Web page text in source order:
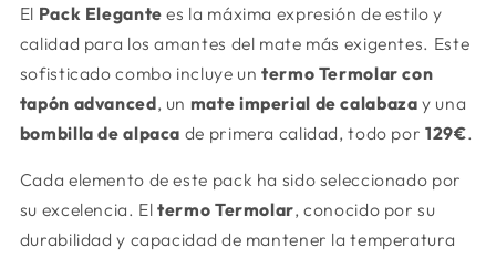
imperial
de
calabaza
Bombillón
de
inoxidable
imperial
de
calabaza
Bombillón
de
inoxidable
El Pack Elegante es la máxima expresión de estilo y
calidad para los amantes del mate más exigentes. Este
sofisticado combo incluye untermo Termolar con
tapón advanced, un mate imperial de calabaza y una
bombilla de alpaca de primera calidad, todo por 129€.
Cada elemento de este pack ha sido seleccionado por
su excelencia. Eltermo Termolar, conocido por su
durabilidad y capacidad de mantener la temperatura